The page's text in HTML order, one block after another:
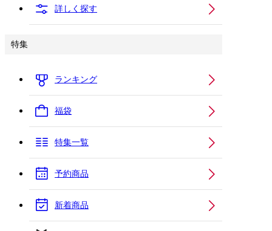
詳しく探す
特集
ランキング
福袋
特集一覧
予約商品
新着商品